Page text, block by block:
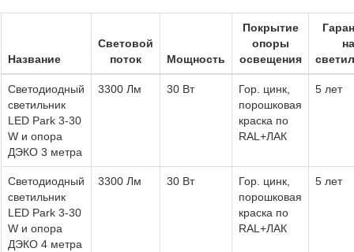
Название
Световой
поток
Мощность
Покрытие
опоры
освещения
на
Светодиодный
светильник
LED Park 3-30
W и опора
ДЭКО 3 метра
3300 Лм 30 Вт
Гор. цинк,
порошковая
краска по
RAL+ЛАК
5 лет
Светодиодный
светильник
LED Park 3-30
W и опора
ДЭКО 4 метра
3300 Лм 30 Вт
Гор. цинк,
порошковая
краска по
RAL+ЛАК
5 лет